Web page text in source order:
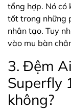
tổng hợp. Nó có
tốt trong những
nhân tạo. Tuy
vào mu bàn
3. Đệm
Superfly
không?